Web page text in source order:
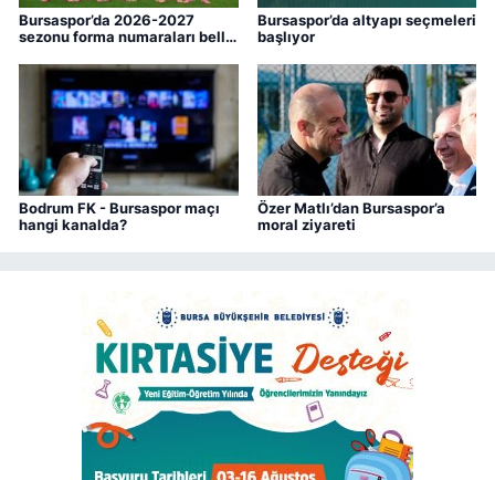
Bursaspor’da 2026-2027
sezonu forma numaraları belli
Bursaspor’da altyapı seçmeleri
başlıyor
Bodrum FK - Bursaspor maçı
hangi kanalda?
Özer Matlı’dan Bursaspor’a
moral ziyareti